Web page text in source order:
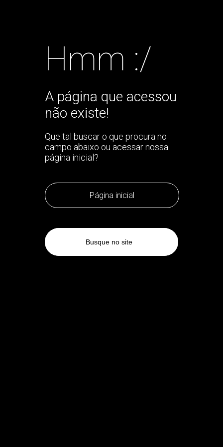
Hmm :/
A página que acessou
não existe!
Que tal buscar o que procura no
campo abaixo ou acessar nossa
página inicial?
Página inicial